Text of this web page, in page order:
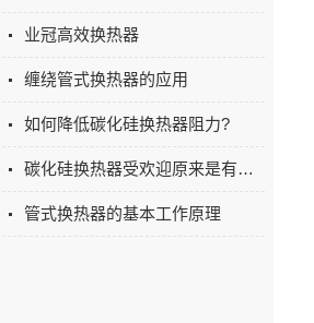
业冠高效换热器
缠绕管式换热器的应用
如何降低碳化硅换热器阻力?
碳化硅换热器受欢迎原来是有这些原因
管式换热器的基本工作原理